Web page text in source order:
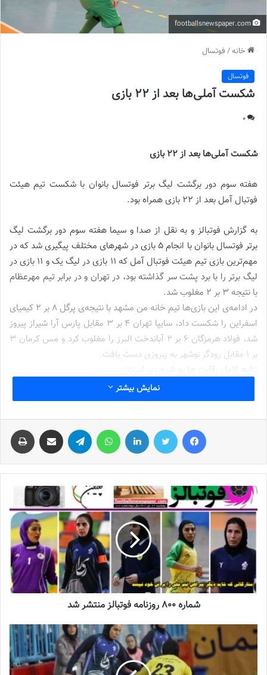
خانه/ فوتسال
فوتسال
شکست آملی‌ها بعد از ۲۲ بازی
0
شکست آملی‌ها بعد از ۲۲ بازی
هفته سوم دور برگشت لیگ برتر فوتسال بانوان با شکست تیم هیئت
فوتبال آمل بعد از ۲۲ بازی همراه بود.
به گزارش فوتبالز و به نقل از صدا و سیما هفته سوم دور برگشت لیگ
برتر فوتسال بانوان با انجام ۵ بازی در شهر‌های مختلف پیگیری شد که در
مهم‌ترین بازی تیم هیئت فوتبال آمل که ۱۱ بازی در لیگ یک و ۱۱ بازی در
لیگ برتر را با برد پشت سر گذاشته بود، در تهران و در برابر تیم مهرعظام
با نتیجه ۳ بر ۲ مغلوب شد.
در ادامه‌ی این بازی‌ها تیم خانه من مشهد با نتیجه‌ی پرگل ۸ بر ۲ کیمیای
اسفراین را شکست داد، سایپا تهران ۴ بر ۳ مقابل پارس آرا شیراز پیروز
شد، فولاد هرمزگان ۶ بر ۲ آباندخت البرز را مغلوب کرد و مس کرمان ۳
بر ۱ مقابل رودگر نوشهر به پیروزی دست یافت.
سایپا تهران 4 – پارس آرا شیراز 3
فولاد هرمزگان 6 – آباندخت البرز 2
مهرعظام تهران 3 – هیئت آمل 2
نمایش بیشتر
شماره 800 روزنامه فوتبالز منتشر شد